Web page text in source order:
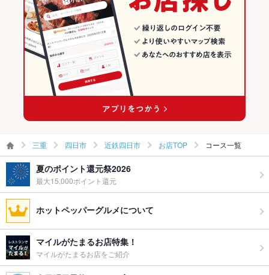
近鉄四日市のグルメランキング
近鉄四日市の中華ランキング
三重 四日市 近鉄四日市 お店TOP コース一覧
夏のポイント還元祭2026
最大15,000ポイント還元
ホットペッパーグルメについて
マイルがたまるお店特集！
マイルがたまるお店をご紹介